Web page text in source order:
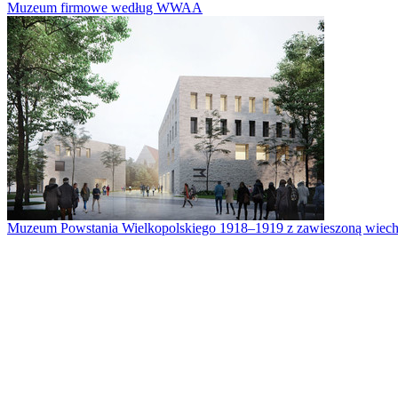
Muzeum firmowe według WWAA
Muzeum Powstania Wielkopolskiego 1918–1919 z zawieszoną